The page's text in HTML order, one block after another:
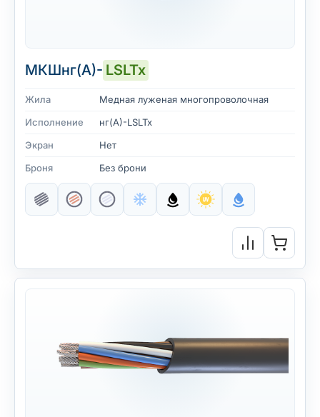
МКШнг(А)- LSLTx
Жила
Медная луженая многопроволочная
Исполнение
нг(А)-LSLTx
Экран
Нет
Броня
Без брони